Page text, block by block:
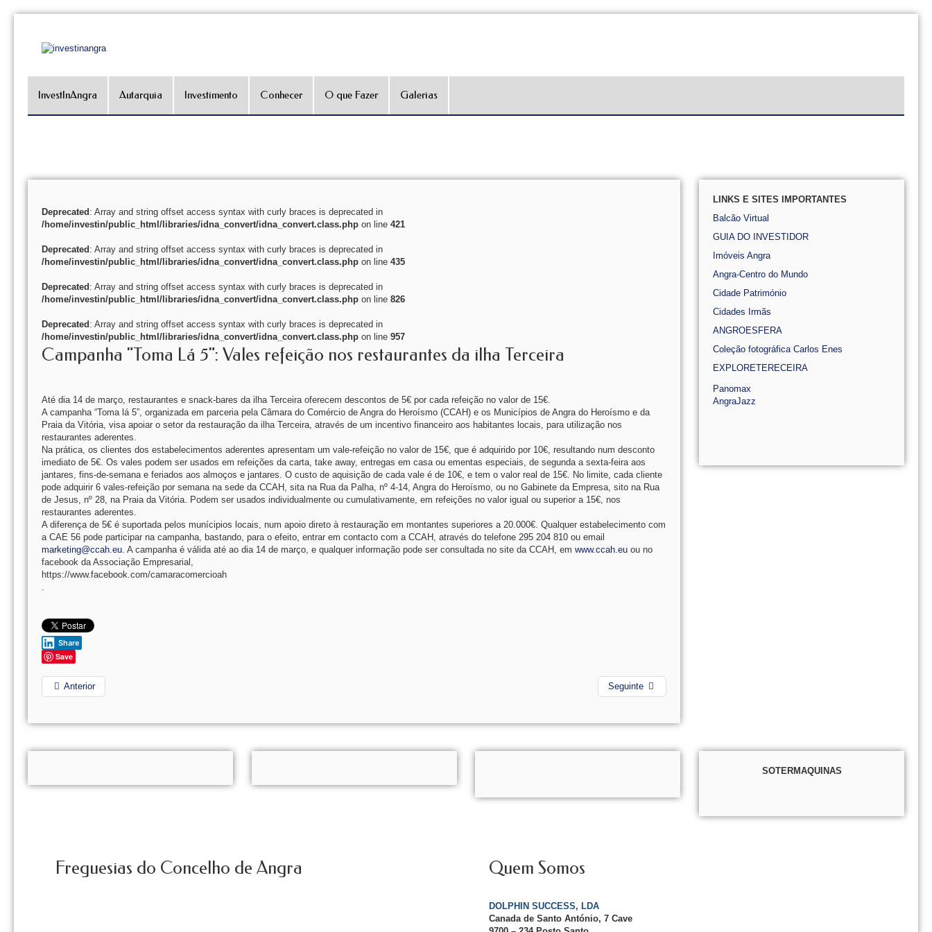
InvestInAngra Autarquia Investimento Conhecer O que Fazer Galerias
Deprecated : Array and string offset access syntax with curly braces is deprecated in
/home/investin/public_html/libraries/idna_convert/idna_convert.class.php on line 421
Deprecated : Array and string offset access syntax with curly braces is deprecated in
/home/investin/public_html/libraries/idna_convert/idna_convert.class.php on line 435
Deprecated : Array and string offset access syntax with curly braces is deprecated in
/home/investin/public_html/libraries/idna_convert/idna_convert.class.php on line 826
Deprecated : Array and string offset access syntax with curly braces is deprecated in
/home/investin/public_html/libraries/idna_convert/idna_convert.class.php on line 957
Campanha "Toma Lá 5": Vales refeição nos restaurantes da ilha Terceira
Até dia 14 de março, restaurantes e snack-bares da ilha Terceira oferecem descontos de 5€ por cada refeição no valor de 15€.
A campanha “Toma lá 5”, organizada em parceria pela Câmara do Comércio de Angra do Heroísmo (CCAH) e os Municípios de Angra do Heroísmo e da
Praia da Vitória, visa apoiar o setor da restauração da ilha Terceira, através de um incentivo financeiro aos habitantes locais, para utilização nos
restaurantes aderentes.
Na prática, os clientes dos estabelecimentos aderentes apresentam um vale-refeição no valor de 15€, que é adquirido por 10€, resultando num desconto
imediato de 5€. Os vales podem ser usados em refeições da carta, take away, entregas em casa ou ementas especiais, de segunda a sexta-feira aos
jantares, fins-de-semana e feriados aos almoços e jantares. O custo de aquisição de cada vale é de 10€, e tem o valor real de 15€. No limite, cada cliente
pode adquirir 6 vales-refeição por semana na sede da CCAH, sita na Rua da Palha, nº 4-14, Angra do Heroísmo, ou no Gabinete da Empresa, sito na Rua
de Jesus, nº 28, na Praia da Vitória. Podem ser usados individualmente ou cumulativamente, em refeições no valor igual ou superior a 15€, nos
restaurantes aderentes.
A diferença de 5€ é suportada pelos munícipios locais, num apoio direto à restauração em montantes superiores a 20.000€. Qualquer estabelecimento com
a CAE 56 pode participar na campanha, bastando, para o efeito, entrar em contacto com a CCAH, através do telefone 295 204 810 ou email
marketing@ccah.eu. A campanha é válida até ao dia 14 de março, e qualquer informação pode ser consultada no site da CCAH, em www.ccah.eu ou no
facebook da Associação Empresarial,
https://www.facebook.com/camaracomercioah
.
Share
Save
Anterior Seguinte
LINKS E SITES IMPORTANTES
Balcão Virtual
GUIA DO INVESTIDOR
Imóveis Angra
Angra-Centro do Mundo
Cidade Património
Cidades Irmãs
ANGROESFERA
Coleção fotográfica Carlos Enes
EXPLORETERECEIRA
Panomax
AngraJazz
SOTERMAQUINAS
Freguesias do Concelho de Angra Quem Somos
DOLPHIN SUCCESS, LDA
Canada de Santo António, 7 Cave